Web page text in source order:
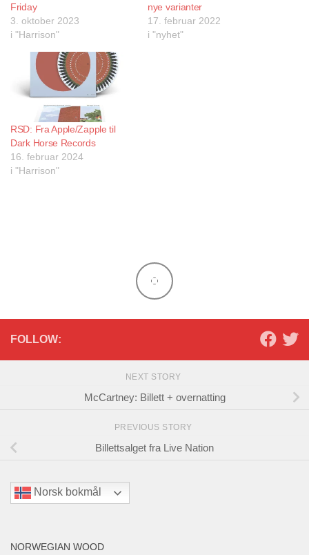
Friday
3. oktober 2023
i "Harrison"
nye varianter
17. februar 2022
i "nyhet"
RSD: Fra Apple/Zapple til
Dark Horse Records
16. februar 2024
i "Harrison"
FOLLOW:
NEXT STORY
McCartney: Billett + overnatting
PREVIOUS STORY
Billettsalget fra Live Nation
Norsk bokmål
NORWEGIAN WOOD